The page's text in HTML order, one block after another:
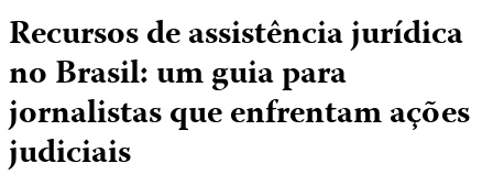
Recursos de assistência jurídica
no Brasil: um guia para
jornalistas que enfrentam ações
judiciais